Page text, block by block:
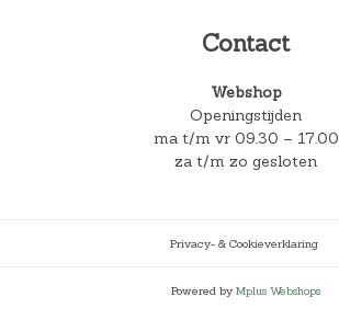
Contact
Webshop
Openingstijden
ma t/m vr 09.30 – 17.00
za t/m zo gesloten
Privacy- & Cookieverklaring
Powered by Mplus Webshops